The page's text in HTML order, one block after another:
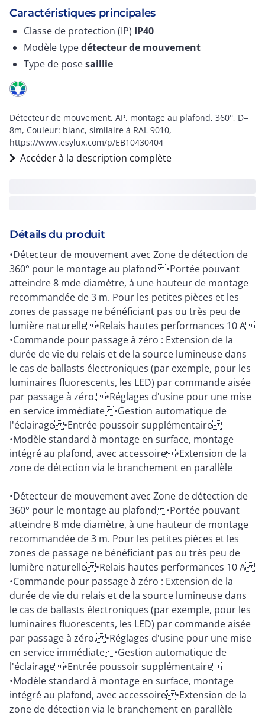
Caractéristiques principales
Classe de protection (IP) IP40
Modèle typedétecteur de mouvement
Type de posesaillie
Détecteur de mouvement, AP, montage au plafond, 360°, D=
8m, Couleur: blanc, similaire à RAL 9010,
https://www.esylux.com/p/EB10430404
Accéder à la description complète
Détails du produit
•Détecteur de mouvement avec Zone de détection de
360° pour le montage au plafond •Portée pouvant
atteindre 8 mde diamètre, à une hauteur de montage
recommandée de 3 m. Pour les petites pièces et les
zones de passage ne bénéficiant pas ou très peu de
lumière naturelle •Relais hautes performances 10 A
•Commande pour passage à zéro : Extension de la
durée de vie du relais et de la source lumineuse dans
le cas de ballasts électroniques (par exemple, pour les
luminaires fluorescents, les LED) par commande aisée
par passage à zéro. •Réglages d'usine pour une mise
en service immédiate •Gestion automatique de
l'éclairage •Entrée poussoir supplémentaire
•Modèle standard à montage en surface, montage
intégré au plafond, avec accessoire •Extension de la
zone de détection via le branchement en parallèle
•Détecteur de mouvement avec Zone de détection de
360° pour le montage au plafond •Portée pouvant
atteindre 8 mde diamètre, à une hauteur de montage
recommandée de 3 m. Pour les petites pièces et les
zones de passage ne bénéficiant pas ou très peu de
lumière naturelle •Relais hautes performances 10 A
•Commande pour passage à zéro : Extension de la
durée de vie du relais et de la source lumineuse dans
le cas de ballasts électroniques (par exemple, pour les
luminaires fluorescents, les LED) par commande aisée
par passage à zéro. •Réglages d'usine pour une mise
en service immédiate •Gestion automatique de
l'éclairage •Entrée poussoir supplémentaire
•Modèle standard à montage en surface, montage
intégré au plafond, avec accessoire •Extension de la
zone de détection via le branchement en parallèle